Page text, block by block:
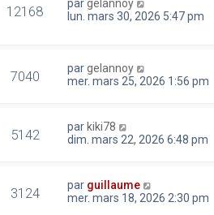
12168 pargelannoy
lun. mars 30, 2026 5:47 pm
7040 pargelannoy
mer. mars 25, 2026 1:56 pm
5142 par kiki78
dim. mars 22, 2026 6:48 pm
3124 par guillaume
mer. mars 18, 2026 2:30 pm